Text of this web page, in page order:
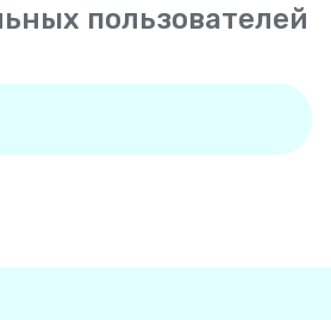
пользователей